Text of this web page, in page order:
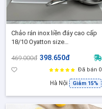
Chảo rán inox liền đáy cao cấp
18/10 Oyatton size
rán bếp từ, Chảo Chống dính
469.000đ 398.650đ
Đã bán 0
Hà Nội Giảm 15%